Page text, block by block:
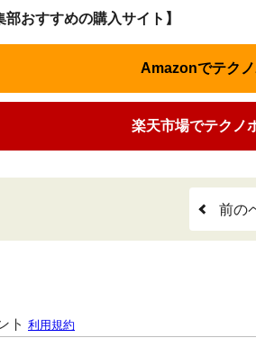
部おすすめの購入サイト】
Amazonでテクノ
楽天市場でテクノ
前の